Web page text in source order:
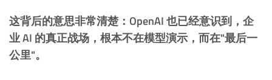
这背后的意思非常清楚：OpenAI 也已经意识到，企
业 AI 的真正战场，根本不在模型演示，而在"最后一
公里"。